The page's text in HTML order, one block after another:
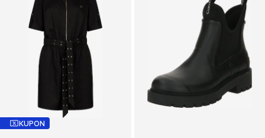
KUPON